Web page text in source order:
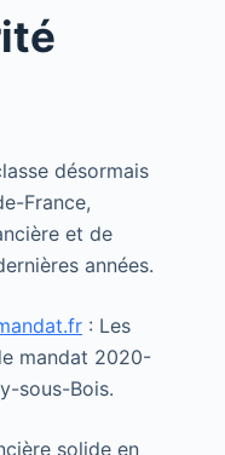
désormais
France,
et de
années.
: Les
mandat 2020-
sous-Bois.
solide en